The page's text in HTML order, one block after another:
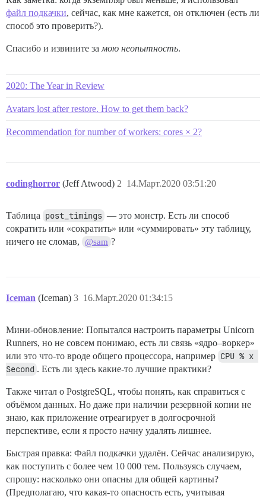
файл подкачки, сейчас, как мне кажется, он отключен (есть ли
способ это проверить?).
Спасибо и извините за мою неопытность.
2020: The Year in Review
Avatars lost after restore. How to get them back?
Recommendation for number of workers: cores × 2?
codinghorror (Jeff Atwood) 14.Март.2020 03:51:20
2
Таблица post_timings — это монстр. Есть ли способ
сократить или «сократить» или «суммировать» эту таблицу,
ничего не сломав,
@sam ?
Iceman (Iceman) 16.Март.2020 01:34:15
3
Мини-обновление: Попытался настроить параметры Unicorn
Runners, но не совсем понимаю, есть ли связь «ядро–воркер»
или это что-то вроде общего процессора, например CPU % x
Second . Есть ли здесь какие-то лучшие практики?
Также читал о PostgreSQL, чтобы понять, как справиться с
объёмом данных. Но даже при наличии резервной копии не
знаю, как приложение отреагирует в долгосрочной
перспективе, если я просто начну удалять лишнее.
Быстрая правка: Файл подкачки удалён. Сейчас анализирую,
как поступить с более чем 10 000 тем. Пользуясь случаем,
спрошу: насколько они опасны для общей картины?
(Предполагаю, что какая-то опасность есть, учитывая